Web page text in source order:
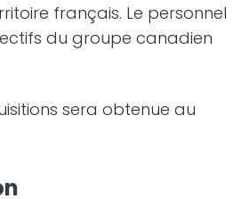
français. Le personnel
du groupe canadien
sera obtenue au